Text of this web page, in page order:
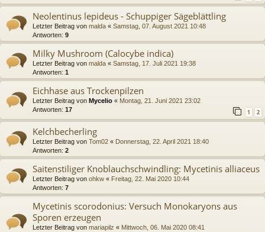
Neolentinus lepideus - Schuppiger Sägeblättling
Letzter Beitrag von malda « Samstag, 07. August 2021 10:48
Antworten: 9
Milky Mushroom (Calocybe indica)
Letzter Beitrag von malda « Samstag, 17. Juli 2021 19:38
Antworten: 1
Eichhase aus Trockenpilzen
Letzter Beitrag von Mycelio « Montag, 21. Juni 2021 23:02
Antworten: 17 1 2
Kelchbecherling
Letzter Beitrag von Tom02 « Donnerstag, 22. April 2021 18:40
Antworten: 2
Saitenstiliger Knoblauchschwindling: Mycetinis alliaceus
Letzter Beitrag von ohkw « Freitag, 22. Mai 2020 10:44
Antworten: 7
Mycetinis scorodonius: Versuch Monokaryons aus
Sporen erzeugen
Letzter Beitrag von mariapilz « Mittwoch, 06. Mai 2020 08:41